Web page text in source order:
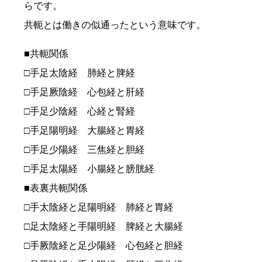
らです。
共軛とは働きの似通ったという意味です。
■共軛関係
□手足太陰経 肺経と脾経
□手足厥陰経 心包経と肝経
□手足少陰経 心経と腎経
□手足陽明経 大腸経と胃経
□手足少陽経 三焦経と胆経
□手足太陽経 小腸経と膀胱経
■表裏共軛関係
□手太陰経と足陽明経 肺経と胃経
□足太陰経と手陽明経 脾経と大腸経
□手厥陰経と足少陽経 心包経と胆経